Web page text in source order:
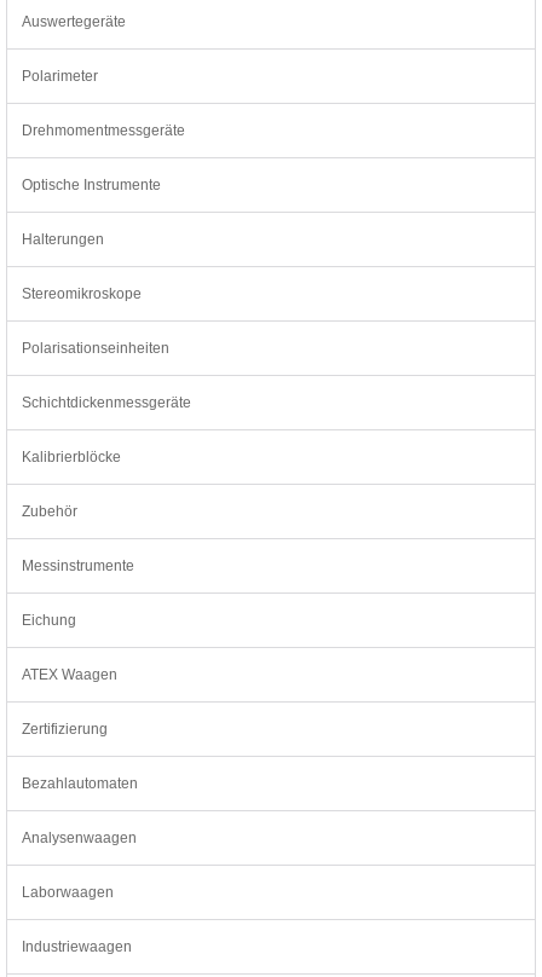
Auswertegeräte
Polarimeter
Drehmomentmessgeräte
Optische Instrumente
Halterungen
Stereomikroskope
Polarisationseinheiten
Schichtdickenmessgeräte
Kalibrierblöcke
Zubehör
Messinstrumente
Eichung
ATEX Waagen
Zertifizierung
Bezahlautomaten
Analysenwaagen
Laborwaagen
Industriewaagen